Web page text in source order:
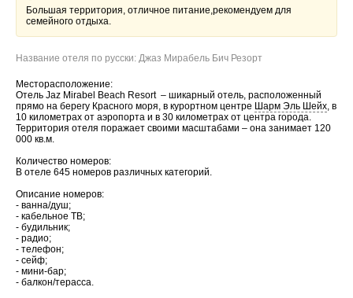
Большая территория, отличное питание,рекомендуем для
семейного отдыха.
Название отеля по русски: Джаз Мирабель Бич Резорт
Месторасположение:
Отель Jaz Mirabel Beach Resort – шикарный отель, расположенный
прямо на берегу Красного моря, в курортном центре Шарм Эль Шейх, в
10 километрах от аэропорта и в 30 километрах от центра города.
Территория отеля поражает своими масштабами – она занимает 120
000 кв.м.
Количество номеров:
В отеле 645 номеров различных категорий.
Описание номеров:
- ванна/душ;
- кабельное ТВ;
- будильник;
- радио;
- телефон;
- сейф;
- мини-бар;
- балкон/терасса.